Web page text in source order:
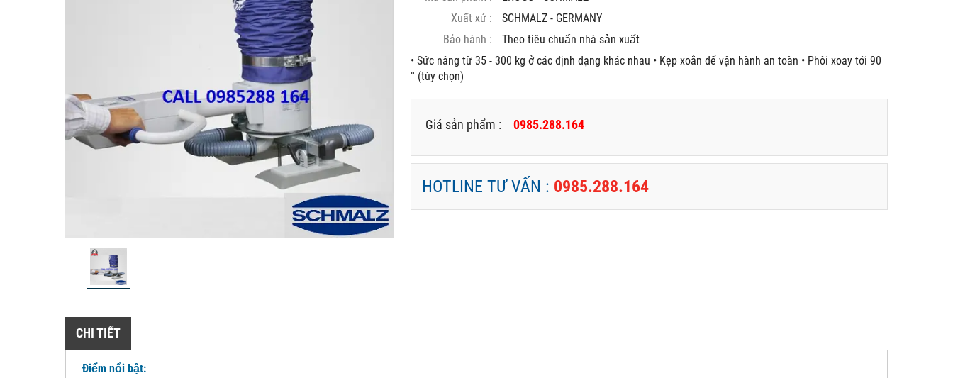
Xuất xứ :
SCHMALZ - GERMANY
Bảo hành :
Theo tiêu chuẩn nhà sản xuất
• Sức nâng từ 35 - 300 kg ở các định dạng khác nhau • Kẹp xoắn để vận hành an toàn • Phôi xoay tới 90
° (tùy chọn)
Giá sản phẩm : 0985.288.164
HOTLINE TƯ VẤN : 0985.288.164
CHI TIẾT
Điểm nổi bật: